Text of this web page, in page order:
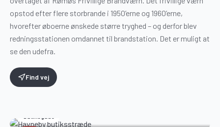
opstod efter flere storbrande i 1950’erne og 1960’erne,
hvorefter øboerne ønskede større tryghed – og derfor blev
redningsstationen omdannet til brandstation. Det er muligt at
se den udefra.
Find vej